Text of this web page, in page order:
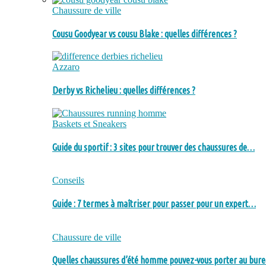
Chaussure de ville
Cousu Goodyear vs cousu Blake : quelles différences ?
Azzaro
Derby vs Richelieu : quelles différences ?
Baskets et Sneakers
Guide du sportif : 3 sites pour trouver des chaussures de…
Conseils
Guide : 7 termes à maîtriser pour passer pour un expert…
Chaussure de ville
Quelles chaussures d’été homme pouvez-vous porter au